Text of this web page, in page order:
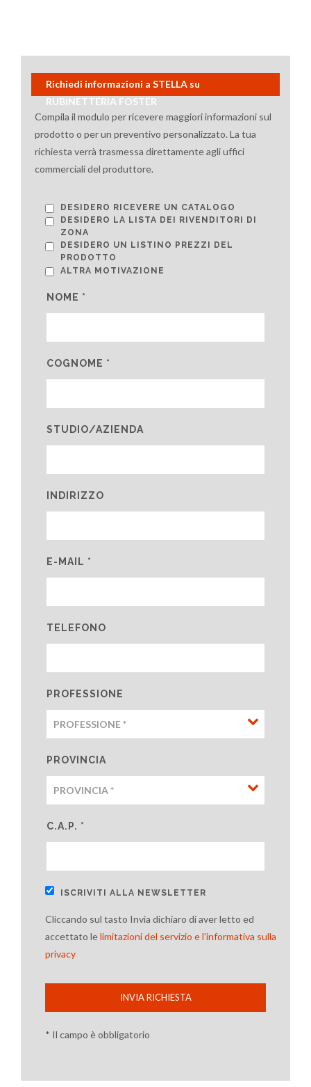
Richiedi informazioni a STELLA su
RUBINETTERIA FOSTER
Compila il modulo per ricevere maggiori informazioni sul
prodotto o per un preventivo personalizzato. La tua
richiesta verrà trasmessa direttamente agli uffici
commerciali del produttore.
DESIDERO RICEVERE UN CATALOGO
DESIDERO LA LISTA DEI RIVENDITORI DI
ZONA
DESIDERO UN LISTINO PREZZI DEL
PRODOTTO
ALTRA MOTIVAZIONE
NOME *
COGNOME *
STUDIO/AZIENDA
INDIRIZZO
E-MAIL *
TELEFONO
PROFESSIONE
PROVINCIA
C.A.P. *
ISCRIVITI ALLA NEWSLETTER
Cliccando sul tasto Invia dichiaro di aver letto ed
accettato lelimitazioni del servizio e l'informativa sulla
privacy
INVIA RICHIESTA
* Il campo è obbligatorio